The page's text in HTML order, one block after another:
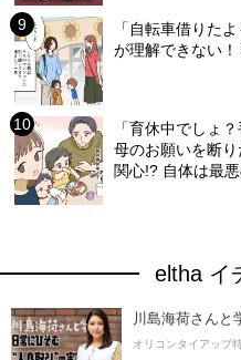
「自転車借りた
が理解できない
「育休中でしょ
母のお願いを断
関心!? 自体は最
eltha イ
川島海荷さんと
オリコンタイアップ